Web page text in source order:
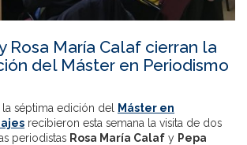
Rosa María Calaf cierran la
del Máster en Periodismo
la séptima edición del
Máster en
recibieron esta semana la visita de dos
periodistas Rosa María Calaf y Pepa